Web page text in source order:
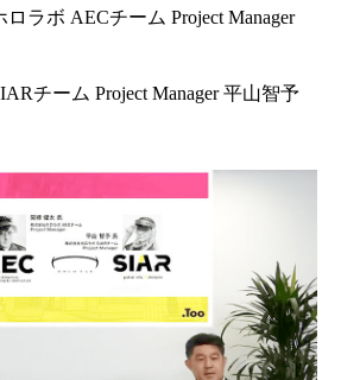
ラボ AECチーム Project Manager
チーム Project Manager 平山智予